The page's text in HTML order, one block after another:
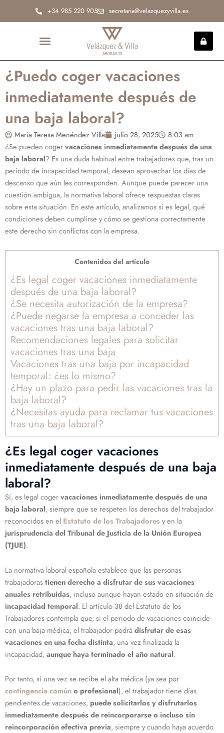
+34 985 220 905 secretaria@velazquezyvilla.es
¿Puedo coger vacaciones
inmediatamente después de
una baja laboral?
María Teresa Menéndez Villa julio 28, 2025
8:03 am
¿Se pueden cogervacaciones inmediatamente después de una
baja laboral? Es una duda habitual entre trabajadores que, tras un
periodo de incapacidad temporal, desean aprovechar los días de
descanso que aún les corresponden. Aunque puede parecer una
cuestión ambigua, la normativa laboral ofrece respuestas claras
sobre esta situación. En este artículo, analizamos si es legal, qué
condiciones deben cumplirse y cómo se gestiona correctamente
este derecho sin conflictos con la empresa.
Contenidos del artículo
¿Es legal coger vacaciones inmediatamente
después de una baja laboral?
¿Se necesita autorización de la empresa?
¿Puede negarse la empresa a conceder las
vacaciones tras una baja laboral?
Recomendaciones legales para solicitar
vacaciones tras una baja
Vacaciones tras una baja por incapacidad
temporal: ¿es lo mismo?
¿Hay un plazo para pedir las vacaciones tras la
baja laboral?
¿Necesitas ayuda para reclamar tus vacaciones
tras una baja laboral?
¿Es legal coger vacaciones
inmediatamente después de una baja
laboral?
Sí, es legal cogervacaciones inmediatamente después de una
baja laboral, siempre que se respeten los derechos del trabajador
reconocidos en el Estatuto de los Trabajadores y en la
jurisprudencia del Tribunal de Justicia de la Unión Europea
(TJUE).
La normativa laboral española establece que las personas
trabajadorastienen derecho a disfrutar de sus vacaciones
anuales retribuidas, incluso aunque hayan estado en situación de
incapacidad temporal. El artículo 38 del Estatuto de los
Trabajadores contempla que, si el periodo de vacaciones coincide
con una baja médica, el trabajador podrádisfrutar de esas
vacaciones en una fecha distinta, una vez finalizada la
incapacidad, aunque haya terminado el año natural.
Por tanto, si una vez se recibe el alta médica (ya sea por
contingencia comúno profesional), el trabajador tiene días
pendientes de vacaciones, puede solicitarlos y disfrutarlos
inmediatamente después de reincorporarse o incluso sin
reincorporación efectiva previa, siempre y cuando haya acuerdo